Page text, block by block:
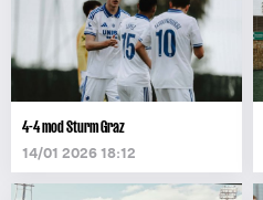
4-4 mod Sturm Graz
14/01 2026 18:12